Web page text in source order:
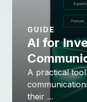
GUIDE
AI for
A practical
their ...